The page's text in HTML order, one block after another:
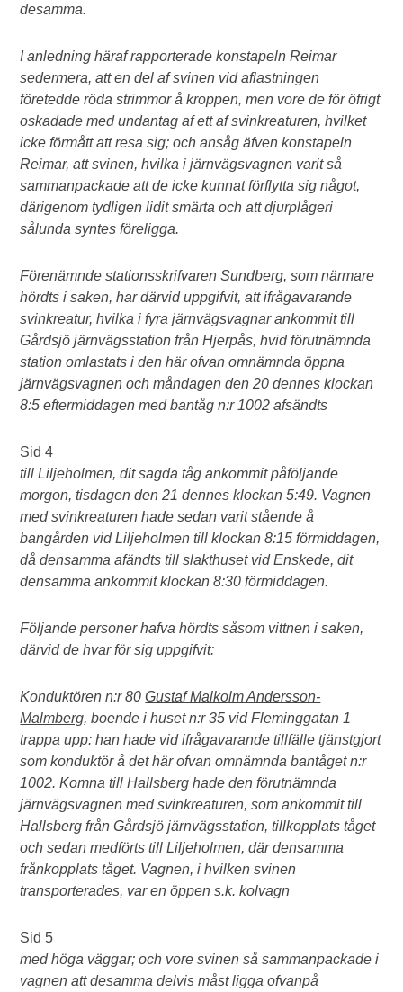
desamma.
I anledning häraf rapporterade konstapeln Reimar
sedermera, att en del af svinen vid aflastningen
företedde röda strimmor å kroppen, men vore de för öfrigt
oskadade med undantag af ett af svinkreaturen, hvilket
icke förmått att resa sig; och ansåg äfven konstapeln
Reimar, att svinen, hvilka i järnvägsvagnen varit så
sammanpackade att de icke kunnat förflytta sig något,
därigenom tydligen lidit smärta och att djurplågeri
sålunda syntes föreligga.
Förenämnde stationsskrifvaren Sundberg, som närmare
hördts i saken, har därvid uppgifvit, att ifrågavarande
svinkreatur, hvilka i fyra järnvägsvagnar ankommit till
Gårdsjö järnvägsstation från Hjerpås, hvid förutnämnda
station omlastats i den här ofvan omnämnda öppna
järnvägsvagnen och måndagen den 20 dennes klockan
8:5 eftermiddagen med bantåg n:r 1002 afsändts
Sid 4
till Liljeholmen, dit sagda tåg ankommit påföljande
morgon, tisdagen den 21 dennes klockan 5:49. Vagnen
med svinkreaturen hade sedan varit stående å
bangården vid Liljeholmen till klockan 8:15 förmiddagen,
då densamma afändts till slakthuset vid Enskede, dit
densamma ankommit klockan 8:30 förmiddagen.
Följande personer hafva hördts såsom vittnen i saken,
därvid de hvar för sig uppgifvit:
Konduktören n:r 80Gustaf Malkolm Andersson-
Malmberg, boende i huset n:r 35 vid Fleminggatan 1
trappa upp: han hade vid ifrågavarande tillfälle tjänstgjort
som konduktör å det här ofvan omnämnda bantåget n:r
1002. Komna till Hallsberg hade den förutnämnda
järnvägsvagnen med svinkreaturen, som ankommit till
Hallsberg från Gårdsjö järnvägsstation, tillkopplats tåget
och sedan medförts till Liljeholmen, där densamma
frånkopplats tåget. Vagnen, i hvilken svinen
transporterades, var en öppen s.k. kolvagn
Sid 5
med höga väggar; och vore svinen så sammanpackade i
vagnen att desamma delvis måst ligga ofvanpå